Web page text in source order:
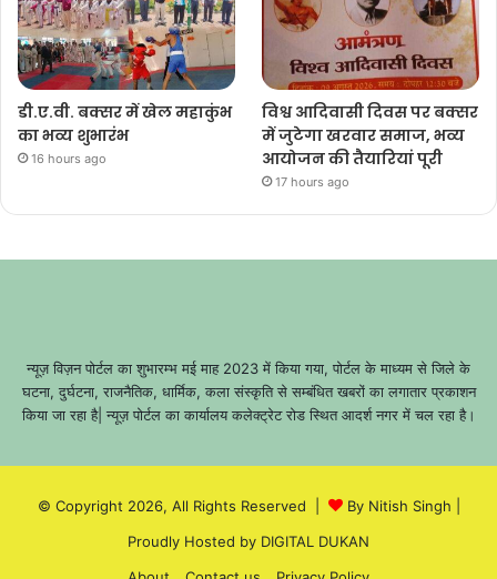
डी.ए.वी. बक्सर में खेल महाकुंभ
का भव्य शुभारंभ
16 hours ago
विश्व आदिवासी दिवस पर बक्सर
में जुटेगा खरवार समाज, भव्य
आयोजन की तैयारियां पूरी
17 hours ago
न्यूज़ विज़न पोर्टल का शुभारम्भ मई माह 2023 में किया गया, पोर्टल के माध्यम से जिले के
घटना, दुर्घटना, राजनैतिक, धार्मिक, कला संस्कृति से सम्बंधित खबरों का लगातार प्रकाशन
किया जा रहा है| न्यूज़ पोर्टल का कार्यालय कलेक्ट्रेट रोड स्थित आदर्श नगर में चल रहा है।
© Copyright 2026, All Rights Reserved | By Nitish Singh
Proudly Hosted by DIGITAL DUKAN